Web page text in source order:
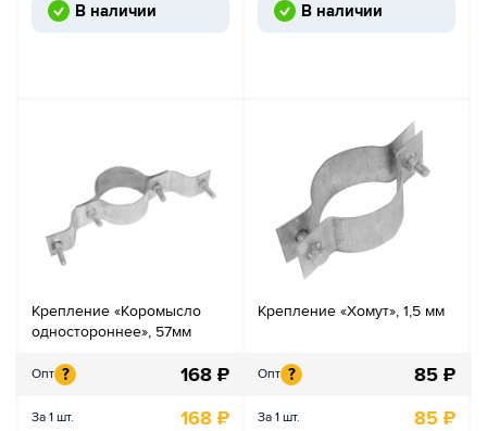
В наличии В наличии
Крепление «Коромысло
одностороннее», 57мм
Опт ? 168 ₽
За 1 шт. 168 ₽
Крепление «Хомут», 1,5 мм
Опт ? 85 ₽
За 1 шт. 85 ₽